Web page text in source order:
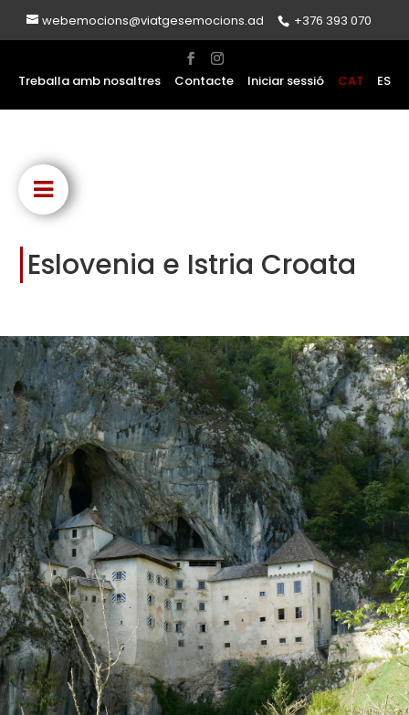
webemocions@viatgesemocions.ad +376 393 070
Treballa amb nosaltres Contacte Iniciar sessió CAT ES
Eslovenia e Istria Croata